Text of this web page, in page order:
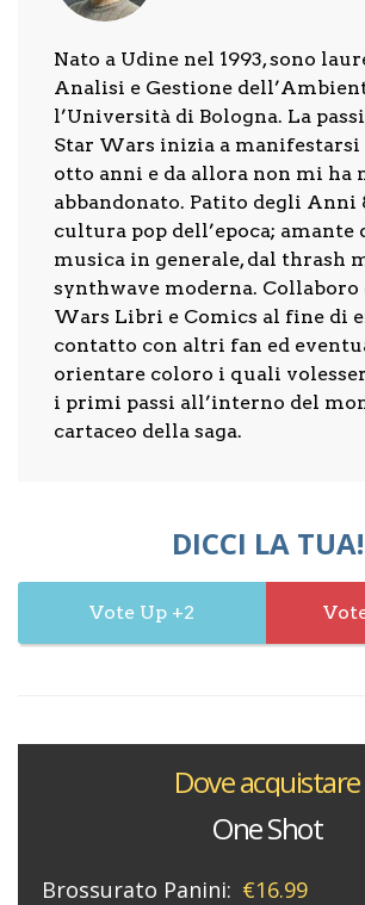
Nato a Udine nel 1993, sono
Analisi e Gestione
l’Università di Bologna. La
Star Wars inizia a manifestarsi
otto anni e da allora non mi ha
abbandonato. Patito degli Anni
cultura pop dell’epoca; amante
musica in generale, dal thrash
synthwave moderna. Collaboro
Wars Libri e Comics al fine di
contatto con altri fan ed
orientare coloro i quali
i primi passi all’interno del
cartaceo della saga.
DICCI LA TUA!
2
Dove acquistare
One Shot
Brossurato Panini: €16.99